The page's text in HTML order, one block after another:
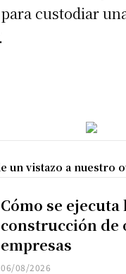
custodiar
un vistazo a nuestro
Cómo se ejecuta
construcción de
empresas
06/08/2026